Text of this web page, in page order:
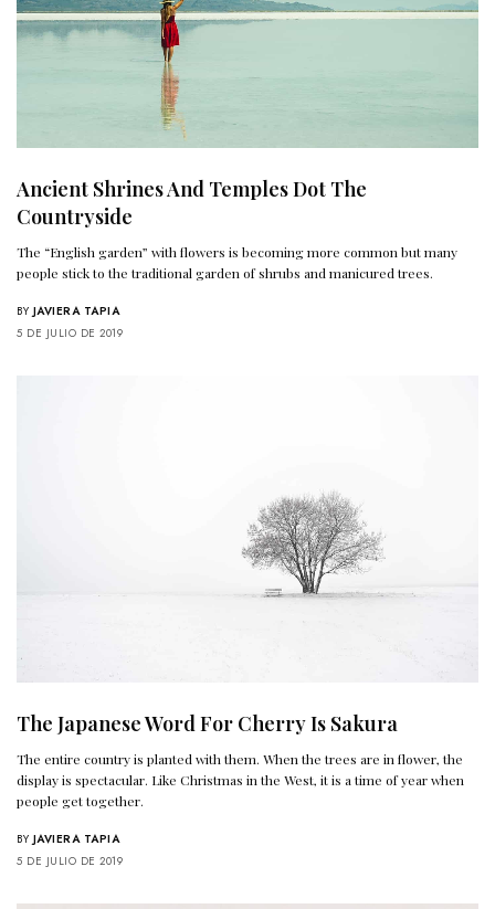
Ancient Shrines And Temples Dot The
Countryside
The “English garden” with flowers is becoming more common but many
people stick to the traditional garden of shrubs and manicured trees.
BY JAVIERA TAPIA
5 DE JULIO DE 2019
The Japanese Word For Cherry Is Sakura
The entire country is planted with them. When the trees are in flower, the
display is spectacular. Like Christmas in the West, it is a time of year when
people get together.
BY JAVIERA TAPIA
5 DE JULIO DE 2019